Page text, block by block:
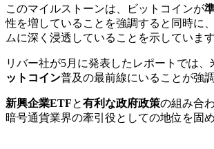
このマイルストーンは、ビットコインが
性を増していることを強調すると同時に
ムに深く浸透していることを示しています
リバー社が5月に発表したレポートでは、
ットコイン普及の最前線にいることが強
新興企業ETFと有利な政府政策の組み合
暗号通貨業界の牽引役としての地位を固め